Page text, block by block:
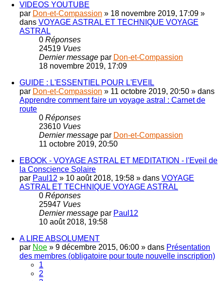
VIDEOS YOUTUBE
par Don-et-Compassion » 18 novembre 2019, 17:09 »
dans VOYAGE ASTRAL ET TECHNIQUE VOYAGE
ASTRAL
0 Réponses
24519 Vues
Dernier message par Don-et-Compassion
18 novembre 2019, 17:09
GUIDE : L'ESSENTIEL POUR L'EVEIL
par Don-et-Compassion » 11 octobre 2019, 20:50 » dans
Apprendre comment faire un voyage astral : Carnet de
route
0 Réponses
23610 Vues
Dernier message par Don-et-Compassion
11 octobre 2019, 20:50
EBOOK - VOYAGE ASTRAL ET MEDITATION - l'Eveil de
la Conscience Solaire
par Paul12 » 10 août 2018, 19:58 » dans VOYAGE
ASTRAL ET TECHNIQUE VOYAGE ASTRAL
0 Réponses
25947 Vues
Dernier message par Paul12
10 août 2018, 19:58
A LIRE ABSOLUMENT
par Noe » 9 décembre 2015, 06:00 » dans Présentation
des membres (obligatoire pour toute nouvelle inscription)
1
2